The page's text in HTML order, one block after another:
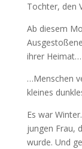
Tochter, den
Ab diesem
ihrer Heimat…
…Menschen
kleines
Es war
jungen Frau,
wurde. Und